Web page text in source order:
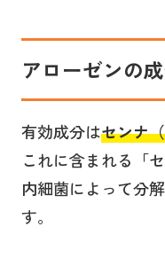
アローゼンの
有効成分はセンナ
これに含まれる「
内細菌によって分
す。